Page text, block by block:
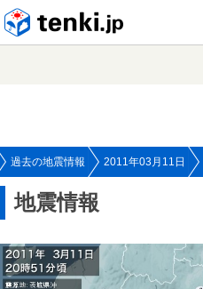
過去の地震情報 2011年03月11日
地震情報